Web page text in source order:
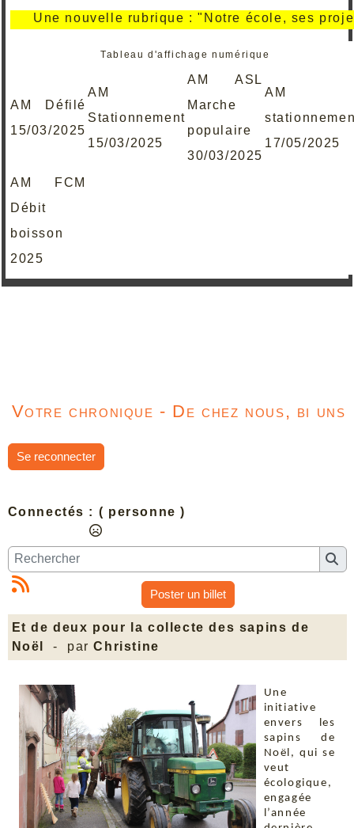
Une nouvelle rubrique : "Notre école, ses projets,
Tableau d'affichage numérique
AM Défilé
15/03/2025
AM
Stationnement
15/03/2025
AM ASL
Marche
populaire
30/03/2025
AM
17/05/2025
AM FCM
Débit
boisson
2025
Votre chronique - De chez nous, bi uns
Se reconnecter
Connectés : ( personne )
Poster un billet
Et de deux pour la collecte des sapins de
Noël
- parChristine
Une
initiative
envers les
sapins de
Noël, qui se
veut
écologique,
engagée
l’année